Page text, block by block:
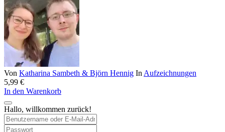
Von Katharina Sambeth & Björn Hennig In Aufzeichnungen
5,99 €
In den Warenkorb
Hallo, willkommen zurück!